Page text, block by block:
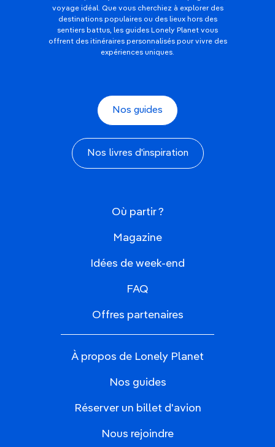
voyage idéal. Que vous cherchiez à explorer des
destinations populaires ou des lieux hors des
sentiers battus, les guides Lonely Planet vous
offrent des itinéraires personnalisés pour vivre des
expériences uniques.
Nos guides
Nos livres d'inspiration
Où partir ?
Magazine
Idées de week-end
FAQ
Offres partenaires
À propos de Lonely Planet
Nos guides
Réserver un billet d'avion
Nous rejoindre